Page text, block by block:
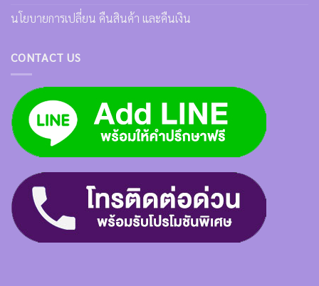
นโยบายการเปลี่ยน คืนสินค้า และคืนเงิน
CONTACT US